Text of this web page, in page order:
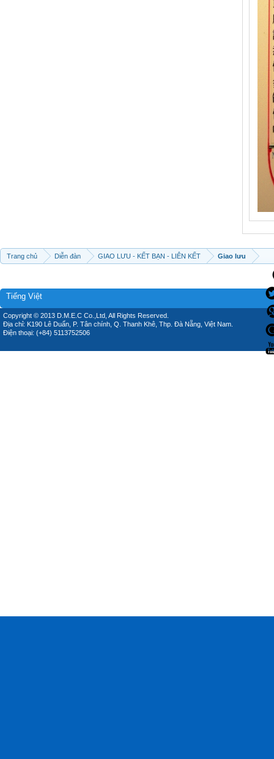
Trang chủ Diễn đàn GIAO LƯU - KẾT BẠN - LIÊN KẾT Giao lưu
Tiếng Việt
Copyright © 2013 D.M.E.C Co.,Ltd, All Rights Reserved.
Địa chỉ: K190 Lê Duẩn, P. Tân chính, Q. Thanh Khê, Thp. Đà Nẵng, Việt Nam.
Điện thoại: (+84) 5113752506